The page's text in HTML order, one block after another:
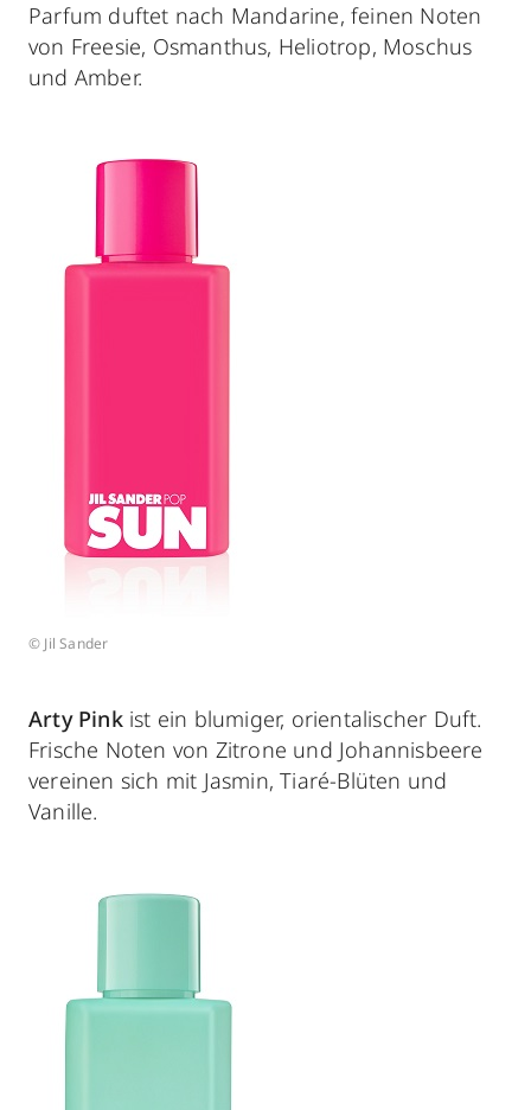
Parfum duftet nach Mandarine, feinen Noten
von Freesie, Osmanthus, Heliotrop, Moschus
und Amber.
© Jil Sander
Arty Pinkist ein blumiger, orientalischer Duft.
Frische Noten von Zitrone und Johannisbeere
vereinen sich mit Jasmin, Tiaré-Blüten und
Vanille.